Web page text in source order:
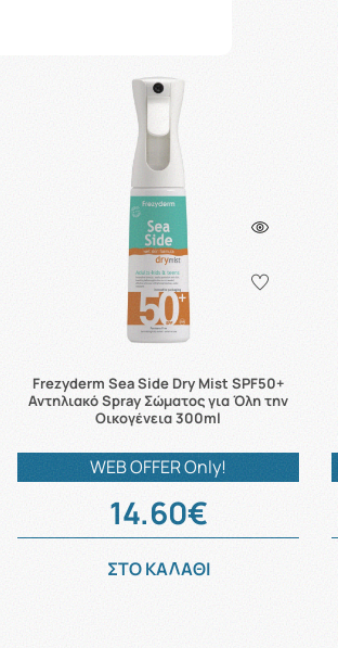
Frezyderm Sea Side Dry Mist SPF50+
Αντηλιακό Spray Σώματος για Όλη την
Οικογένεια 300ml
WEB OFFER Only!
14.60€
ΣΤΟ ΚΑΛΑΘΙ